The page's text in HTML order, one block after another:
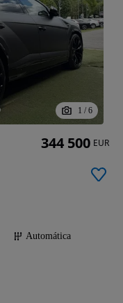
1 / 6
Automática
344 500 EUR